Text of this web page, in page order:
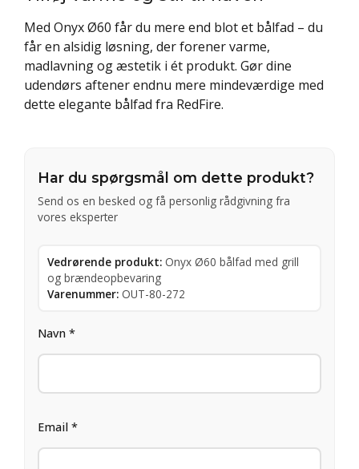
Med Onyx Ø60 får du mere end blot et bålfad – du
får en alsidig løsning, der forener varme,
madlavning og æstetik i ét produkt. Gør dine
udendørs aftener endnu mere mindeværdige med
dette elegante bålfad fra RedFire.
Har du spørgsmål om dette produkt?
Send os en besked og få personlig rådgivning fra
vores eksperter
Vedrørende produkt: Onyx Ø60 bålfad med grill
og brændeopbevaring
Varenummer: OUT-80-272
Navn *
Email *